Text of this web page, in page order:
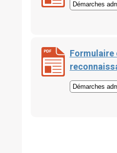
Démarches
Formulaire
Démarches